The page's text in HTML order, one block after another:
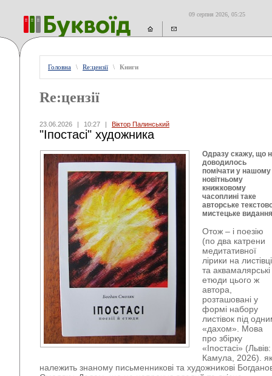
09 серпня 2026, 05:25
Головна \ Re:цензії \ Книги
Re:цензії
23.06.2026 | 10:27 | Віктор Палинський
"Іпостасі" художника
Одразу скажу, що
доводилось
помічати у нашому
новітньому
книжковому
часоплині таке
авторське
мистецьке
Отож – і поезію
(по два катрени
медитативної
лірики на
та аквамалярські
етюди цього ж
автора,
розташовані у
формі набору
листівок під
«дахом». Мова
про збірку
«Іпостасі» (Львів:
Камула, 2026).
належить знаному письменникові та художникові